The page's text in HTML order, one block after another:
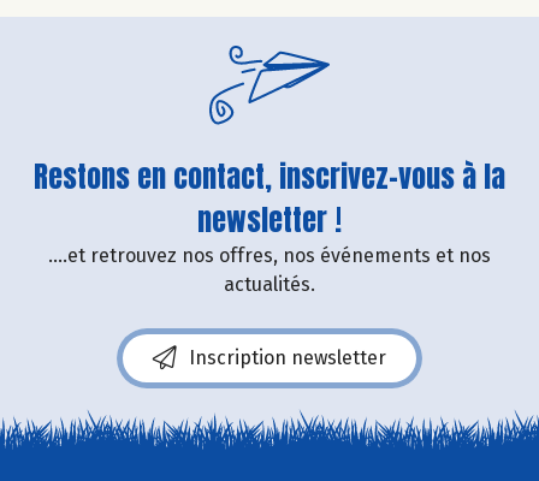
Restons en contact, inscrivez-vous à la
newsletter !
....et retrouvez nos offres, nos événements et nos
actualités.
Inscription newsletter